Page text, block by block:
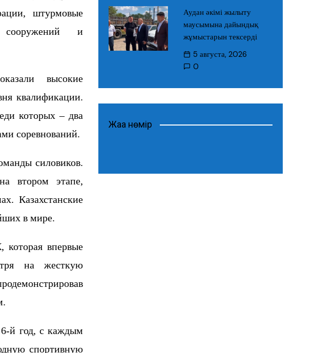
штурмовые
сооружений и
высокие
квалификации.
которых– два
соревнований.
силовиков.
втором этапе,
Казахстанские
в мире.
впервые
на жесткую
6-й год, с каждым
спортивную
Аудан әкімі жылыту
маусымына дайындық
жұмыстарын тексерді
5 августа, 2026
0
Жаңа нөмір